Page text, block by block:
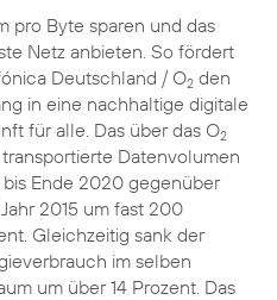
pro Byte sparen und das
Netz anbieten. So fördert
Deutschland / O2den
in eine nachhaltige digitale
für alle. Das über das O2
Datenvolumen
Ende 2020 gegenüber
2015 um fast 200
Gleichzeitig sank der
im selben
um über 14 Prozent. Das